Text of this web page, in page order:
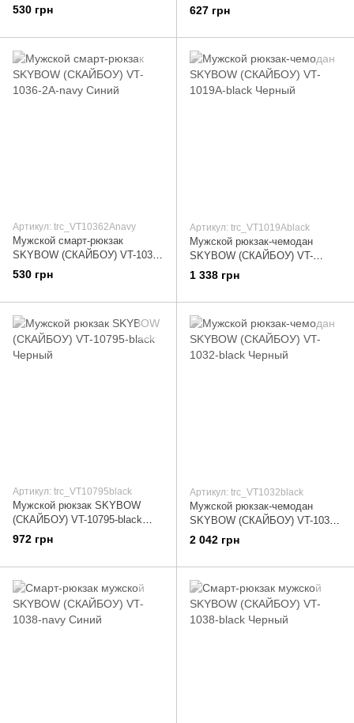
2A-navy Синий
530 грн 2A-black Черный
627 грн
Артикул: trc_VT10362Anavy
Мужской смарт-рюкзак
SKYBOW (СКАЙБОУ) VT-1036-
2A-navy Синий
530 грн
Артикул: trc_VT1019Ablack
Мужской рюкзак-чемодан
SKYBOW (СКАЙБОУ) VT-
1019A-black Черный
1 338 грн
Артикул: trc_VT10795black
Мужской рюкзак SKYBOW
(СКАЙБОУ) VT-10795-black
Черный
972 грн
Артикул: trc_VT1032black
Мужской рюкзак-чемодан
SKYBOW (СКАЙБОУ) VT-1032-
black Черный
2 042 грн